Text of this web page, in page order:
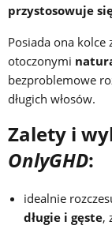
przystosowuje
Posiada ona kolce
otoczonymi
bezproblemowe
długich włosów.
Zalety i
OnlyGHD:
idealnie
długie i gęste,